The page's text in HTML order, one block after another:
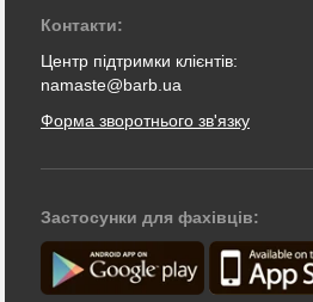
Контакти:
Центр підтримки клієнтів:
namaste@barb.ua
Форма зворотнього зв'язку
Застосунки для фахівців: